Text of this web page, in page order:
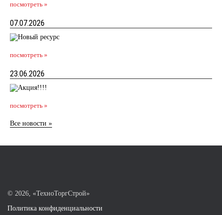
посмотреть »
07.07.2026
посмотреть »
23.06.2026
посмотреть »
Все новости »
© 2026, «ТехноТоргСтрой»
Политика конфиденциальности